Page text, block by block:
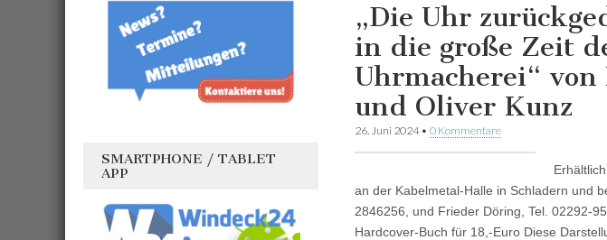
„Die Uhr
in die große Zeit
Uhrmacherei“
und Oliver Kunz
26. Juni 2024• 0 Kommentare
an der Kabelmetal-Halle in Schladern und
2846256, und Frieder Döring, Tel. 02292-
Hardcover-Buch für 18,-Euro Diese
SMARTPHONE / TABLET
APP